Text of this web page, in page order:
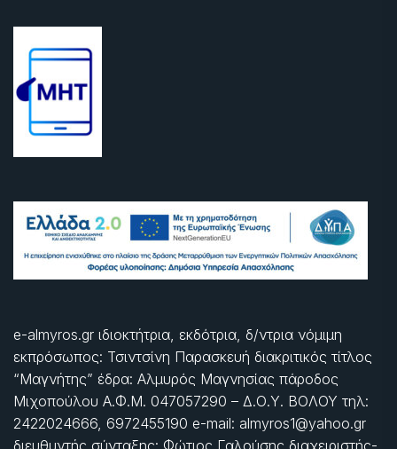
e-almyros.gr ιδιοκτήτρια, εκδότρια, δ/ντρια νόμιμη
εκπρόσωπος: Τσιντσίνη Παρασκευή διακριτικός τίτλος
“Μαγνήτης” έδρα: Αλμυρός Μαγνησίας πάροδος
Μιχοπούλου Α.Φ.Μ. 047057290 – Δ.Ο.Υ. ΒΟΛΟΥ τηλ:
2422024666, 6972455190 e-mail: almyros1@yahoo.gr